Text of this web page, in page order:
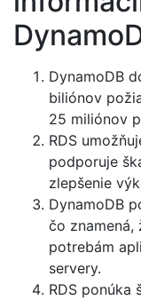
DynamoDB
biliónov
25 miliónov
RDS
podporuje
zlepšenie
DynamoDB
čo znamená,
potrebám
servery.
RDS ponúka